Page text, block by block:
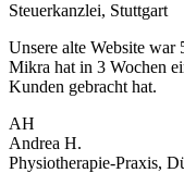
Steuerkanzlei, Stuttgart
Unsere alte Website war
Mikra hat in 3 Wochen
Kunden gebracht hat.
AH
Andrea H.
Physiotherapie-Praxis,